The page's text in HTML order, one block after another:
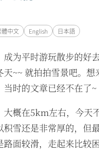
體中文 English 日本語
为平时游玩散步的好
~~ 就拍拍雪景吧。想
时的文章已经不在了~
概在5km左右，今天
雪还是非常厚的，但
面较滑，走起来比较困